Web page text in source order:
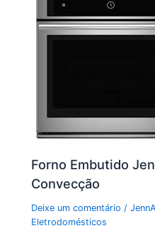
Forno Embutido
Convecção
Deixe um comentário /
Eletrodomésticos